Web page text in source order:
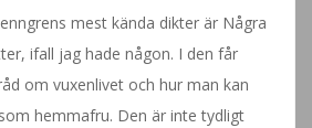
mest kända dikter är Några
ifall jag hade någon. I den får
om vuxenlivet och hur man kan
hemmafru. Den är inte tydligt